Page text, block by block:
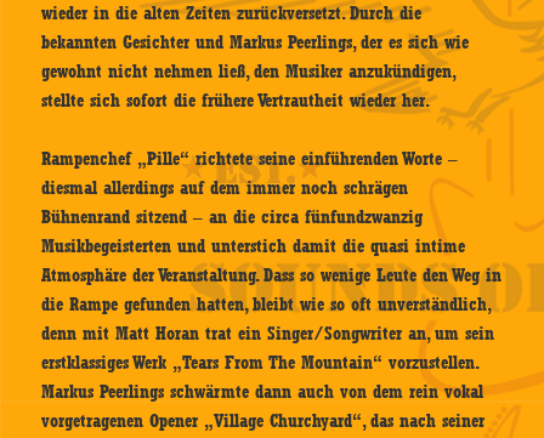
wieder in die alten Zeiten zurückversetzt. Durch die
bekannten Gesichter und Markus Peerlings, der es sich wie
gewohnt nicht nehmen ließ, den Musiker anzukündigen,
stellte sich sofort die frühere Vertrautheit wieder her.
Rampenchef „Pille“ richtete seine einführenden Worte –
diesmal allerdings auf dem immer noch schrägen
Bühnenrand sitzend – an die circa fünfundzwanzig
Musikbegeisterten und unterstich damit die quasi intime
Atmosphäre der Veranstaltung. Dass so wenige Leute den Weg in
die Rampe gefunden hatten, bleibt wie so oft unverständlich,
denn mit Matt Horan trat ein Singer/Songwriter an, um sein
erstklassiges Werk „Tears From The Mountain“ vorzustellen.
Markus Peerlings schwärmte dann auch von dem rein vokal
vorgetragenen Opener „Village Churchyard“, das nach seiner